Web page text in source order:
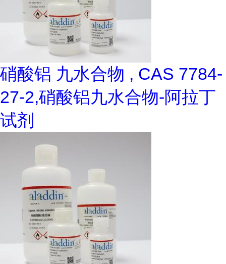
硝酸铝 九水合物 , CAS 7784-
27-2,硝酸铝九水合物-阿拉丁
试剂